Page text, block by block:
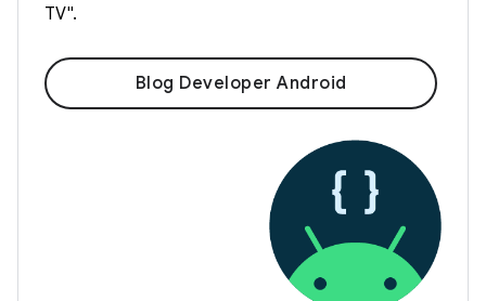
TV".
Blog Developer Android